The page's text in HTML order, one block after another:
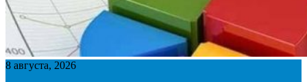
8 августа, 2026